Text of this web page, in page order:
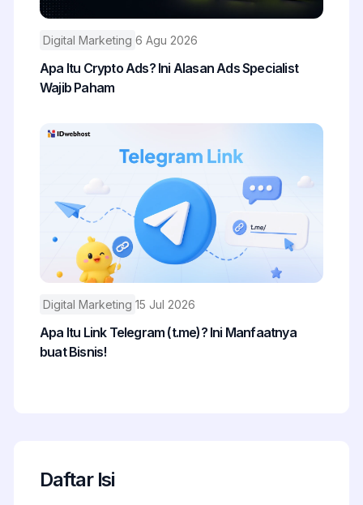
Digital Marketing 6 Agu 2026
Apa Itu Crypto Ads? Ini Alasan Ads Specialist
Wajib Paham
Digital Marketing 15 Jul 2026
Apa Itu Link Telegram (t.me)? Ini Manfaatnya
buat Bisnis!
Daftar Isi